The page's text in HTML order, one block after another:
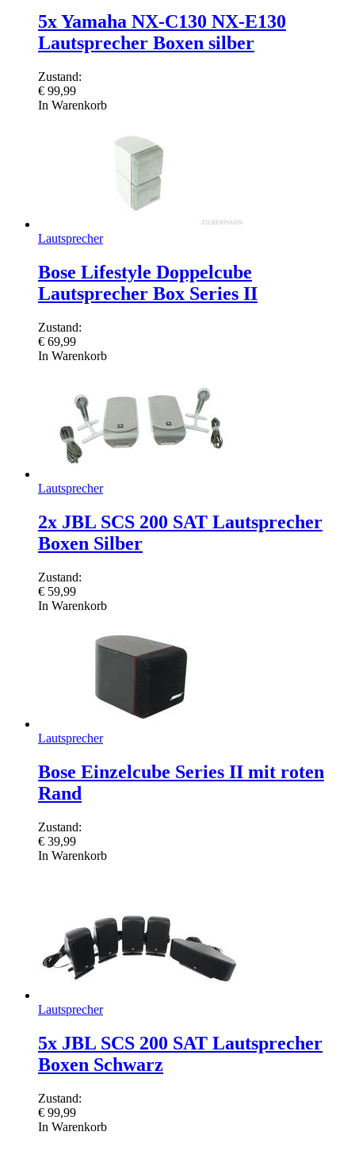
5x Yamaha NX-C130 NX-E130
Lautsprecher Boxen silber
Zustand:
€ 99,99
In Warenkorb
Lautsprecher
Bose Lifestyle Doppelcube
Lautsprecher Box Series II
Zustand:
€ 69,99
In Warenkorb
Lautsprecher
2x JBL SCS 200 SAT Lautsprecher
Boxen Silber
Zustand:
€ 59,99
In Warenkorb
Lautsprecher
Bose Einzelcube Series II mit roten
Rand
Zustand:
€ 39,99
In Warenkorb
Lautsprecher
5x JBL SCS 200 SAT Lautsprecher
Boxen Schwarz
Zustand:
€ 99,99
In Warenkorb